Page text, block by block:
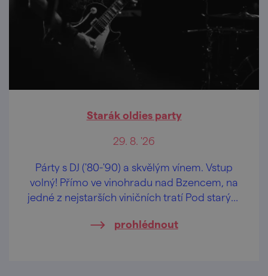
Starák oldies party
29. 8. '26
Párty s DJ ('80-'90) a skvělým vínem. Vstup
volný! Přímo ve vinohradu nad Bzencem, na
jedné z nejstarších viničních tratí Pod starým
prohlédnout